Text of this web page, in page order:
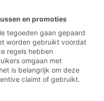
en promoties
tegoeden gaan gepaard
worden gebruikt voordat
regels hebben
omgaan met
is belangrijk om deze
claimt of gebruikt.